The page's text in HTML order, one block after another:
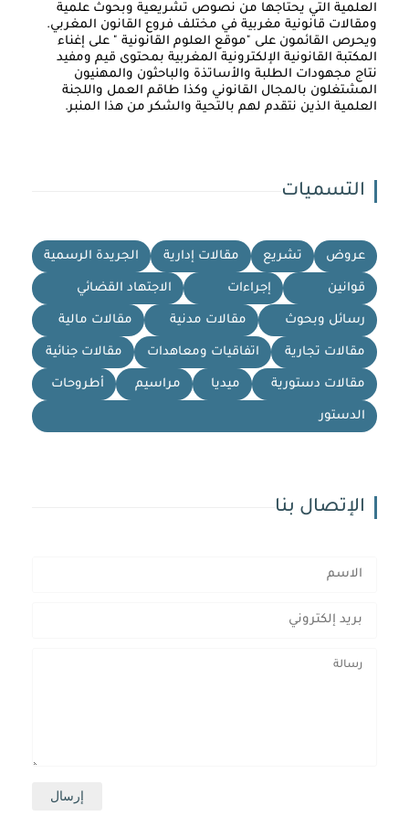
العلمية التي يحتاجها من نصوص تشريعية وبحوث علمية
ومقالات قانونية مغربية في مختلف فروع القانون المغربي.
ويحرص القائمون على "موقع العلوم القانونية " على إغناء
المكتبة القانونية الإلكترونية المغربية بمحتوى قيم ومفيد
نتاج مجهودات الطلبة والأساتذة والباحثون والمهنيون
المشتغلون بالمجال القانوني وكذا طاقم العمل واللجنة
العلمية الذين نتقدم لهم بالتحية والشكر من هذا المنبر.
التسميات
عروض تشريع مقالات إدارية الجريدة الرسمية
قوانين إجراءات الاجتهاد القضائي
رسائل وبحوث مقالات مدنية مقالات مالية
مقالات تجارية اتفاقيات ومعاهدات مقالات جنائية
مقالات دستورية ميديا مراسيم أطروحات
الدستور
الإتصال بنا